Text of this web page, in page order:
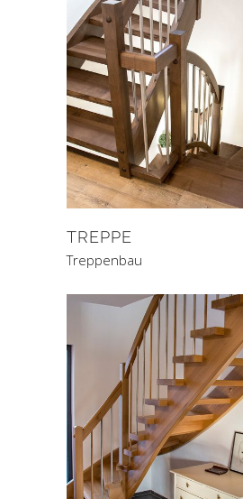
TREPPE
Treppenbau